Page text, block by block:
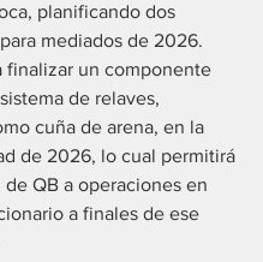
planificando dos
mediados de 2026.
finalizar un componente
de relaves,
cuña de arena, en la
de 2026, lo cual permitirá
de QB a operaciones en
a finales de ese